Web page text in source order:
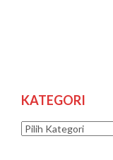
KATEGORI
Kategori